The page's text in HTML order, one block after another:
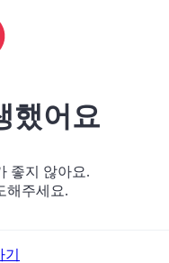
했어요
좋지 않아요.
해주세요.